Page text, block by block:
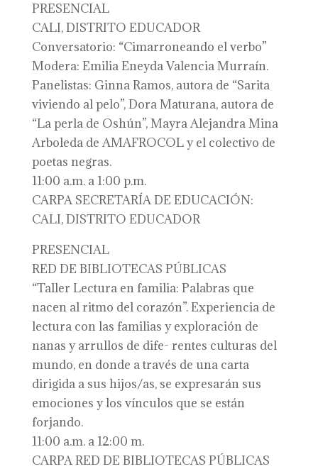
PRESENCIAL
CALI, DISTRITO EDUCADOR
Conversatorio: “Cimarroneando el verbo”
Modera: Emilia Eneyda Valencia Murraín.
Panelistas: Ginna Ramos, autora de “Sarita
viviendo al pelo”, Dora Maturana, autora de
“La perla de Oshún”, Mayra Alejandra Mina
Arboleda de AMAFROCOL y el colectivo de
poetas negras.
11:00 a.m. a 1:00 p.m.
CARPA SECRETARÍA DE EDUCACIÓN:
CALI, DISTRITO EDUCADOR
PRESENCIAL
RED DE BIBLIOTECAS PÚBLICAS
“Taller Lectura en familia: Palabras que
nacen al ritmo del corazón”. Experiencia de
lectura con las familias y exploración de
nanas y arrullos de dife- rentes culturas del
mundo, en donde a través de una carta
dirigida a sus hijos/as, se expresarán sus
emociones y los vínculos que se están
forjando.
11:00 a.m. a 12:00 m.
CARPA RED DE BIBLIOTECAS PÚBLICAS